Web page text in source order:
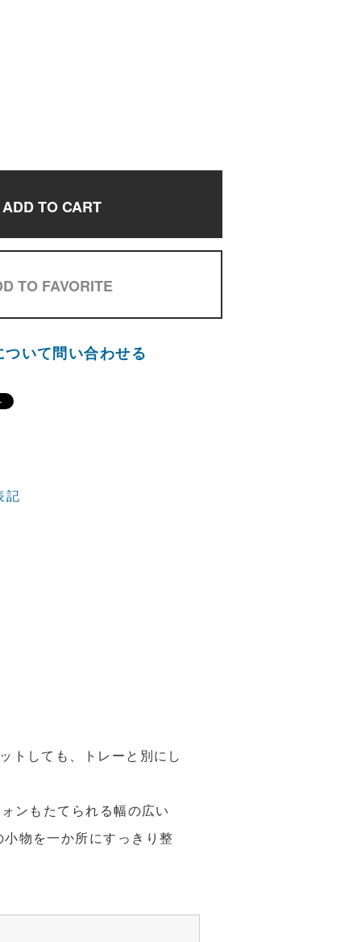
ADD TO CART
TO FAVORITE
いて問い合わせる
記
トしても、トレーと別にし
ンもたてられる幅の広い
物を一か所にすっきり整